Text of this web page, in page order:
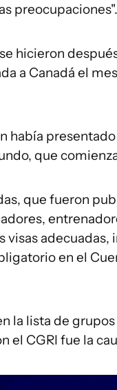
preocupaciones".
hicieron
a Canadá el
había
que
que fueron
visas
en el
la lista de
el CGRI fue la